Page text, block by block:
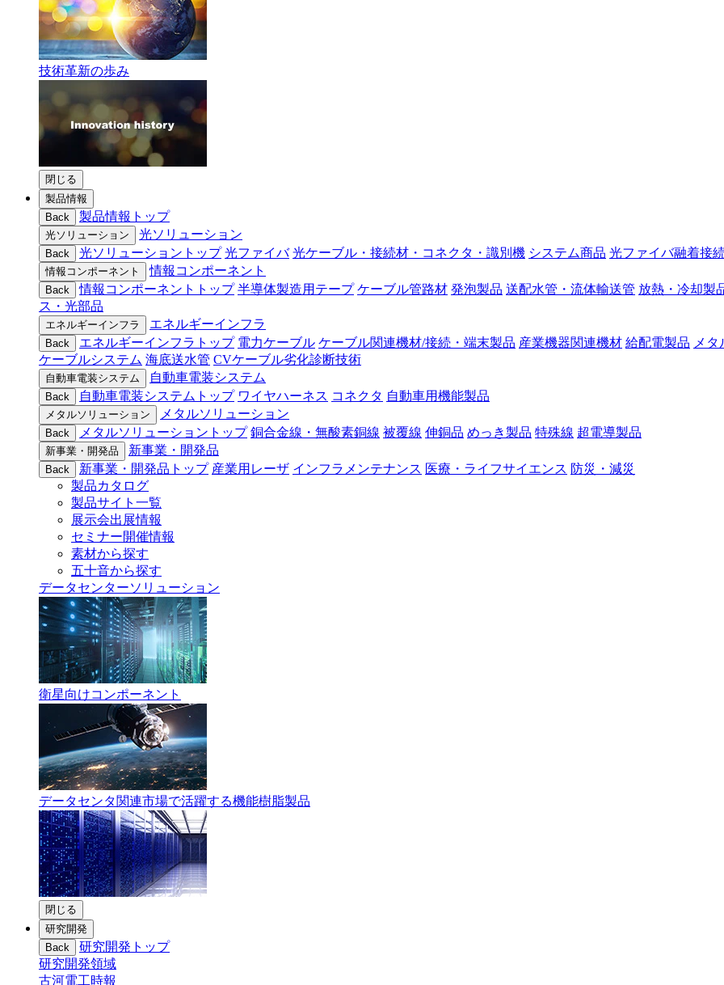
技術革新の歩み
閉じる
製品情報
Back
製品情報トップ
光ソリューション 光ソリューション
Back 光ソリューショントップ 光ファイバ 光ケーブル・接続材・コネクタ・識別機 システム商品 光ファイバ融着接
情報コンポーネント 情報コンポーネント
Back 情報コンポーネントトップ 半導体製造用テープ ケーブル管路材 発泡製品 送配水管・流体輸送管 放熱・冷却製
ス・光部品
エネルギーインフラ エネルギーインフラ
Back エネルギーインフラトップ 電力ケーブル ケーブル関連機材/接続・端末製品 産業機器関連機材 給配電製品 メ
ケーブルシステム 海底送水管 CVケーブル劣化診断技術
自動車電装システム 自動車電装システム
Back 自動車電装システムトップ ワイヤハーネス コネクタ 自動車用機能製品
メタルソリューション メタルソリューション
Back メタルソリューショントップ 銅合金線・無酸素銅線 被覆線 伸銅品 めっき製品 特殊線 超電導製品
新事業・開発品 新事業・開発品
Back 新事業・開発品トップ 産業用レーザ インフラメンテナンス 医療・ライフサイエンス 防災・減災
製品カタログ
製品サイト一覧
展示会出展情報
セミナー開催情報
素材から探す
五十音から探す
データセンターソリューション
衛星向けコンポーネント
データセンタ関連市場で活躍する機能樹脂製品
閉じる
研究開発
Back
研究開発トップ
研究開発領域
古河電工時報